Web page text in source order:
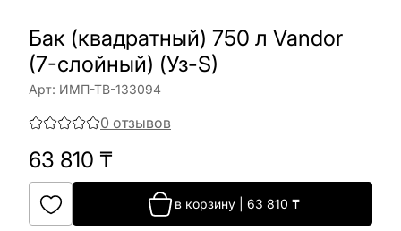
Бак (квадратный) 750 л Vandor
(7-слойный) (Уз-S)
Арт: ИМП-ТВ-133094
0 отзывов
63 810 ₸
в корзину| 63 810 ₸